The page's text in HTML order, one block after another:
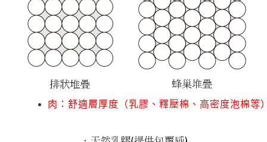
肉：舒適層厚度（乳膠、釋壓棉、高密度泡棉等